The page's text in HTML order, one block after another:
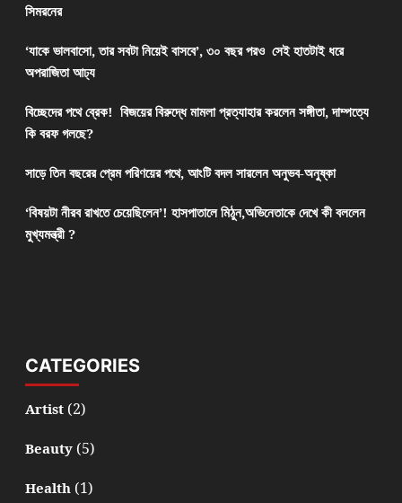
সিমরনের
‘যাকে ভালবাসো, তার সবটা নিয়েই বাসবে’, ৩০ বছর পরও সেই হাতটাই ধরে
অপরাজিতা আঢ্য
বিচ্ছেদের পথে ব্রেক! বিজয়ের বিরুদ্ধে মামলা প্রত্যাহার করলেন সঙ্গীতা, দাম্পত্যে
কি বরফ গলছে?
সাড়ে তিন বছরের প্রেম পরিণয়ের পথে, আংটি বদল সারলেন অনুভব-অনুষ্কা
‘বিষয়টা নীরব রাখতে চেয়েছিলেন’! হাসপাতালে মিঠুন,অভিনেতাকে দেখে কী বললেন
মুখ্যমন্ত্রী ?
CATEGORIES
Artist(2)
Beauty(5)
Health(1)